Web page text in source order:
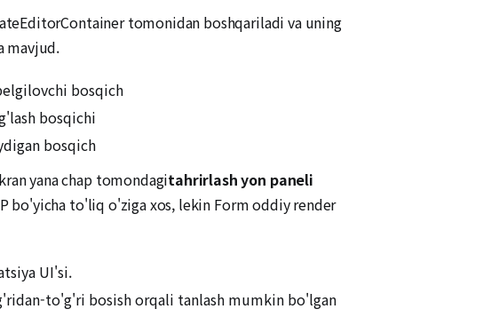
tomonidan boshqariladi va uning
mavjud.
bosqich
bosqichi
bosqich
yana chap tomondagitahrirlash yon paneli
bo'yicha to'liq o'ziga xos, lekin Form oddiy render
UI'si.
to'g'ri bosish orqali tanlash mumkin bo'lgan